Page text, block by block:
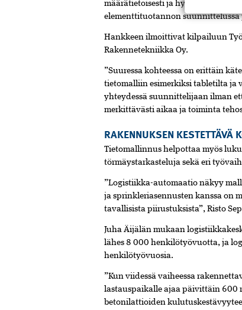
määrätietoisesti ja hyvässä
elementtituotannon suunnittelussa
Hankkeen ilmoittivat kilpailuun
Rakennetekniikka Oy.
”Suuressa kohteessa on erittäin
tietomalliin esimerkiksi tabletilta ja
yhteydessä suunnittelijaan ilman
merkittävästi aikaa ja toiminta
RAKENNUKSEN KESTETTÄVÄ
Tietomallinnus helpottaa myös
törmäystarkasteluja sekä eri
”Logistiikka-automaatio näkyy
ja sprinkleriasennusten kanssa on
tavallisista piirustuksista”, Risto
Juha Äijälän mukaan
lähes 8 000 henkilötyövuotta, ja
henkilötyövuosia.
”Kun viidessä vaiheessa
lastauspaikalle ajaa päivittäin 600
betonilattioiden